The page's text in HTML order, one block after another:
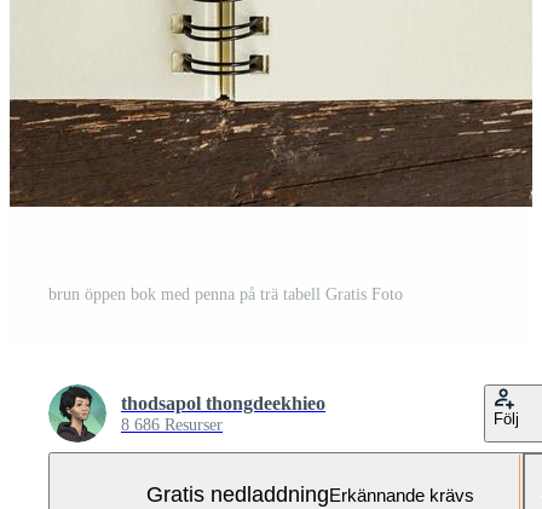
brun öppen bok med penna på trä tabell Gratis Foto
thodsapol thongdeekhieo
8 686 Resurser Följ
Gratis nedladdningErkännande krävs